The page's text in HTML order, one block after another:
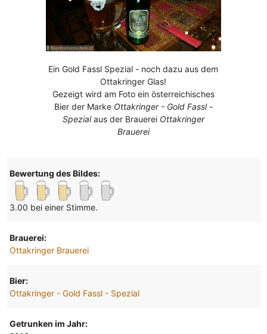
Ein Gold Fassl Spezial - noch dazu aus dem
Ottakringer Glas!
Gezeigt wird am Foto ein österreichisches
Bier der Marke Ottakringer - Gold Fassl -
Spezialaus der Brauerei Ottakringer
Brauerei
Bewertung des Bildes:
3.00 bei einer Stimme.
Brauerei:
Ottakringer Brauerei
Bier:
Ottakringer - Gold Fassl - Spezial
Getrunken im Jahr: